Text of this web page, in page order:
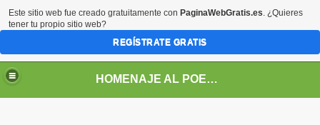
HOMENAJE AL POETA ARGENTINO JOSE PEDRONI
Este sitio web fue creado gratuitamente con PaginaWebGratis.es. ¿Quieres
tener tu propio sitio web?
REGÍSTRATE GRATIS